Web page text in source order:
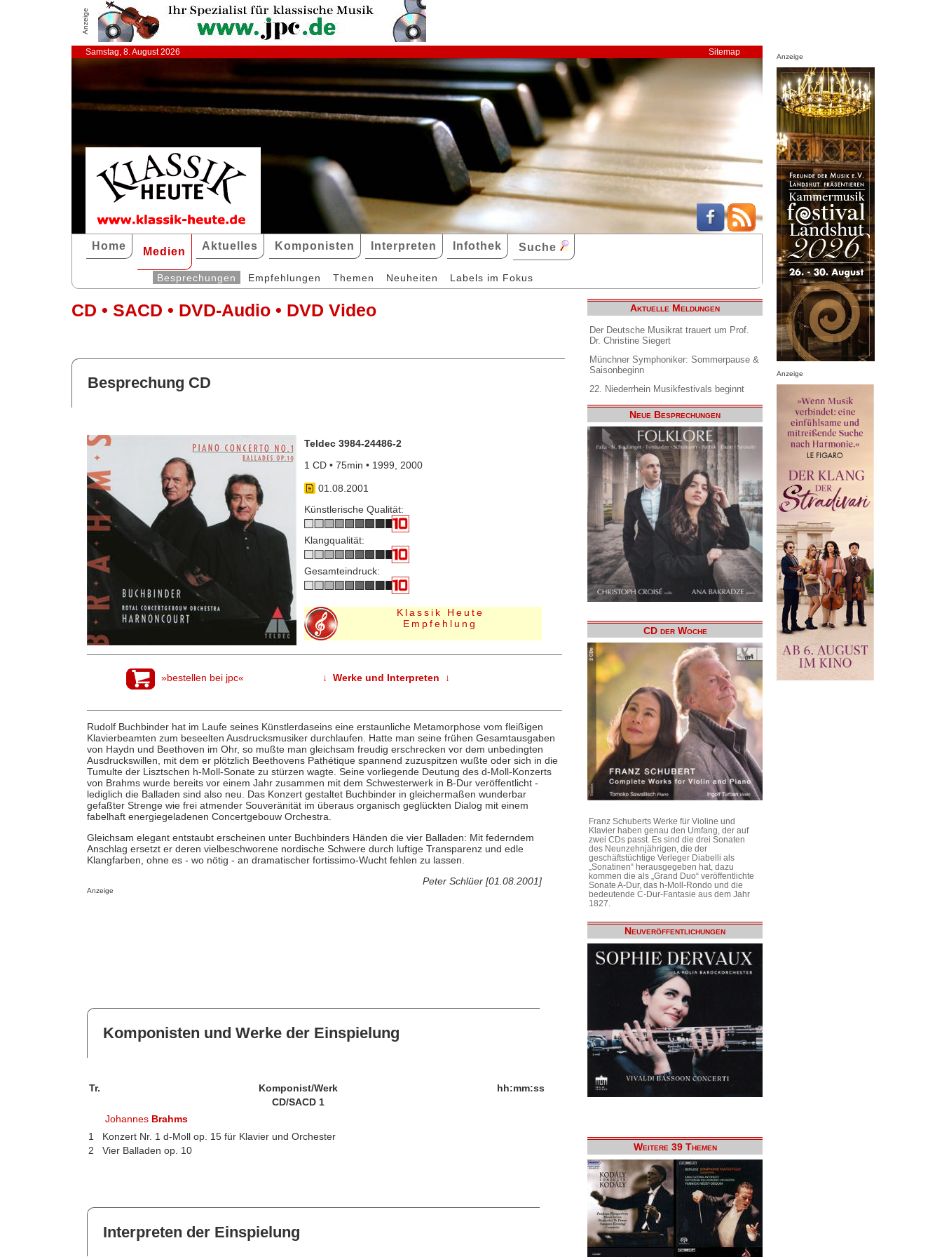
Anzeige
Samstag, 8. August 2026 Sitemap
Home Medien Aktuelles Komponisten Interpreten Infothek Suche
Besprechungen Empfehlungen Themen Neuheiten Labels im Fokus
CD • SACD • DVD-Audio • DVD Video
Besprechung CD
Teldec 3984-24486-2
1 CD • 75min • 1999, 2000
01.08.2001
Künstlerische Qualität:
Klangqualität:
Gesamteindruck:
Klassik Heute
Empfehlung
»bestellen bei jpc« ↓ Werke und Interpreten ↓
Rudolf Buchbinder hat im Laufe seines Künstlerdaseins eine erstaunliche Metamorphose vom fleißigen
Klavierbeamten zum beseelten Ausdrucksmusiker durchlaufen. Hatte man seine frühen Gesamtausgaben
von Haydn und Beethoven im Ohr, so mußte man gleichsam freudig erschrecken vor dem unbedingten
Ausdruckswillen, mit dem er plötzlich Beethovens Pathétique spannend zuzuspitzen wußte oder sich in die
Tumulte der Lisztschen h-Moll-Sonate zu stürzen wagte. Seine vorliegende Deutung des d-Moll-Konzerts
von Brahms wurde bereits vor einem Jahr zusammen mit dem Schwesterwerk in B-Dur veröffentlicht -
lediglich die Balladen sind also neu. Das Konzert gestaltet Buchbinder in gleichermaßen wunderbar
gefaßter Strenge wie frei atmender Souveränität im überaus organisch geglückten Dialog mit einem
fabelhaft energiegeladenen Concertgebouw Orchestra.
Gleichsam elegant entstaubt erscheinen unter Buchbinders Händen die vier Balladen: Mit federndem
Anschlag ersetzt er deren vielbeschworene nordische Schwere durch luftige Transparenz und edle
Klangfarben, ohne es - wo nötig - an dramatischer fortissimo-Wucht fehlen zu lassen.
Peter Schlüer [01.08.2001]
Anzeige
Komponisten und Werke der Einspielung
Tr. Komponist/Werk
hh:mm:ss
CD/SACD 1
Johannes Brahms
1
Konzert Nr. 1 d-Moll op. 15 für Klavier und Orchester
2
Vier Balladen op. 10
Interpreten der Einspielung
Aktuelle Meldungen
Der Deutsche Musikrat trauert um Prof.
Dr. Christine Siegert
Münchner Symphoniker: Sommerpause &
Saisonbeginn
22. Niederrhein Musikfestivals beginnt
Neue Besprechungen
CD der Woche
Franz Schuberts Werke für Violine und
Klavier haben genau den Umfang, der auf
zwei CDs passt. Es sind die drei Sonaten
des Neunzehnjährigen, die der
geschäftstüchtige Verleger Diabelli als
„Sonatinen“ herausgegeben hat, dazu
kommen die als „Grand Duo“ veröffentlichte
Sonate A-Dur, das h-Moll-Rondo und die
bedeutende C-Dur-Fantasie aus dem Jahr
1827.
Neuveröffentlichungen
Weitere 39 Themen
Anzeige
Anzeige